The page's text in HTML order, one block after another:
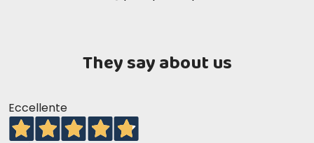
They say about us
Eccellente